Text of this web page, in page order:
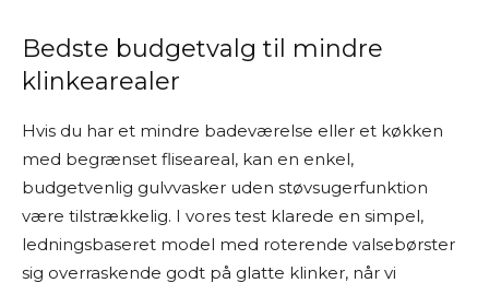
Bedste budgetvalg til mindre
klinkearealer
Hvis du har et mindre badeværelse eller et køkken
med begrænset fliseareal, kan en enkel,
budgetvenlig gulvvasker uden støvsugerfunktion
være tilstrækkelig. I vores test klarede en simpel,
ledningsbaseret model med roterende valsebørster
sig overraskende godt på glatte klinker, når vi